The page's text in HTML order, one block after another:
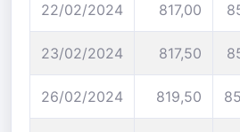
22/02/2024 817,00
23/02/2024 817,50
26/02/2024 819,50